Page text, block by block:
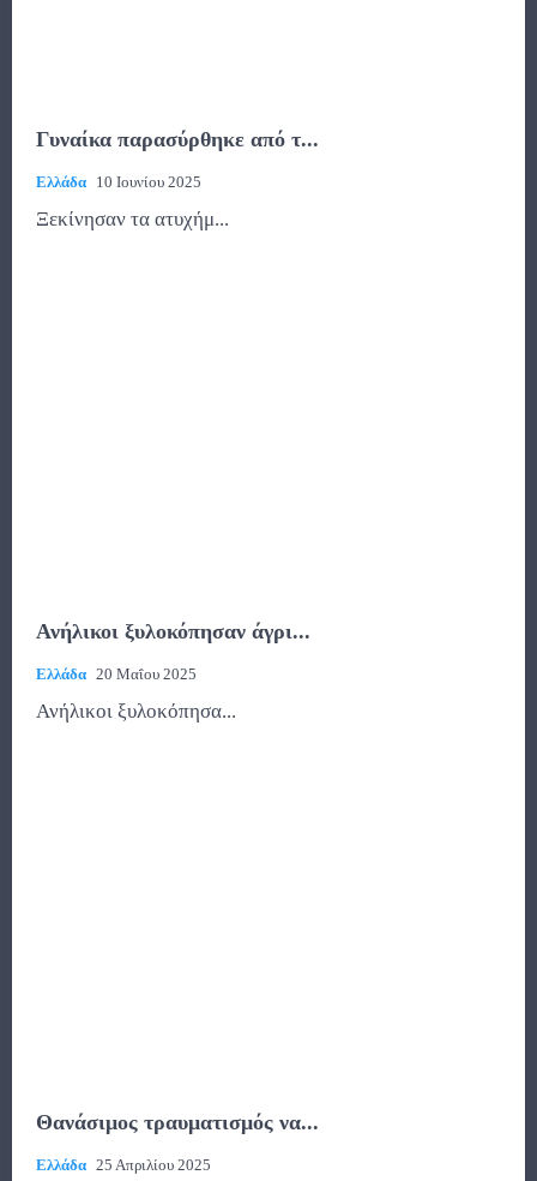
Γυναίκα παρασύρθηκε από τ...
Ελλάδα 10 Ιουνίου 2025
Ξεκίνησαν τα ατυχήμ...
Ανήλικοι ξυλοκόπησαν άγρι...
Ελλάδα 20 Μαΐου 2025
Ανήλικοι ξυλοκόπησα...
Θανάσιμος τραυματισμός να...
Ελλάδα 25 Απριλίου 2025